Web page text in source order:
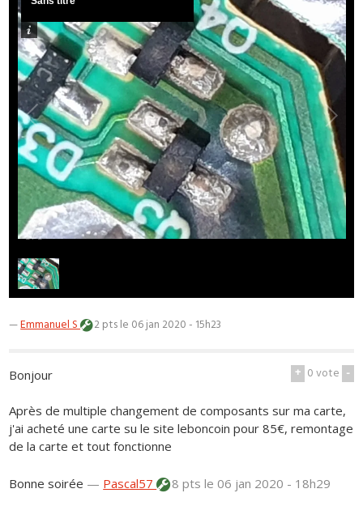
1/1
—Emmanuel S 2 ptsle 06 jan 2020 - 15h23
+ 0vote -
Bonjour
Après de multiple changement de composants sur ma carte,
j'ai acheté une carte su le site leboncoin pour 85€, remontage
de la carte et tout fonctionne
Bonne soirée — Pascal57 8 ptsle 06 jan 2020 - 18h29